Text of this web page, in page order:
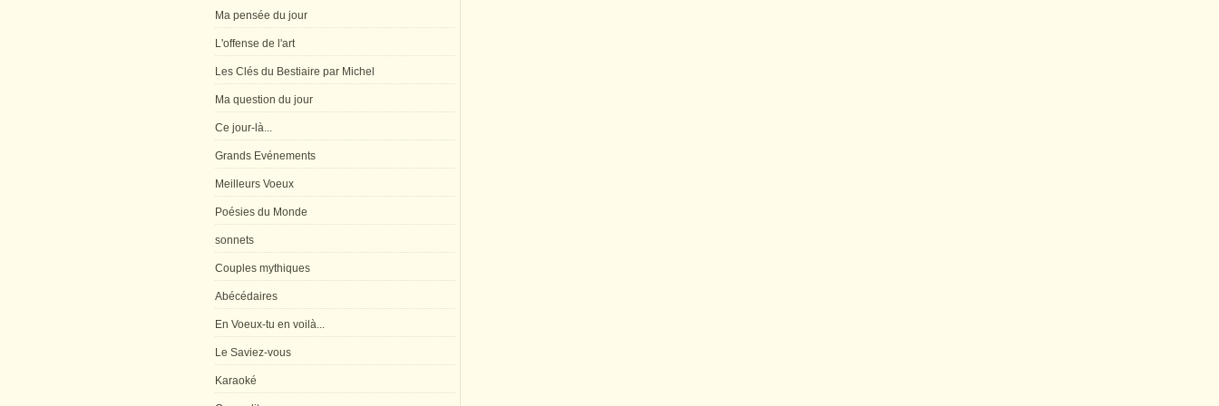
Ma pensée du jour
L'offense de l'art
Les Clés du Bestiaire par Michel
Ma question du jour
Ce jour-là...
Grands Evénements
Meilleurs Voeux
Poésies du Monde
sonnets
Couples mythiques
Abécédaires
En Voeux-tu en voilà...
Le Saviez-vous
Karaoké